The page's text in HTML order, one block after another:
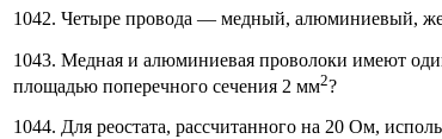
1042. Четыре провода — медный, алюминиевый,
1043. Медная и алюминиевая проволоки имеют
площадью поперечного сечения 2 мм2?
1044. Для реостата, рассчитанного на 20 Ом,